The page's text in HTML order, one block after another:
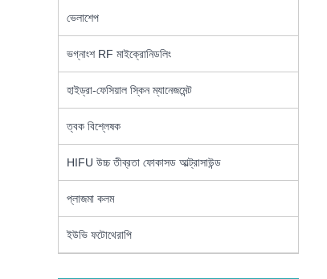
ভেলাশেপ
ভগ্নাংশ RF মাইক্রোনিডলিং
হাইড্রা-ফেসিয়াল স্কিন ম্যানেজমেন্ট
ত্বক বিশ্লেষক
HIFU উচ্চ তীব্রতা ফোকাসড আল্ট্রাসাউন্ড
প্লাজমা কলম
ইউভি ফটোথেরাপি